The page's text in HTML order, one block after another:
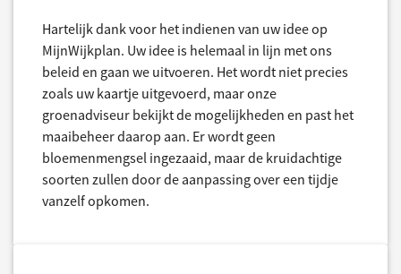
Hartelijk dank voor het indienen van uw idee op
MijnWijkplan. Uw idee is helemaal in lijn met ons
beleid en gaan we uitvoeren. Het wordt niet precies
zoals uw kaartje uitgevoerd, maar onze
groenadviseur bekijkt de mogelijkheden en past het
maaibeheer daarop aan. Er wordt geen
bloemenmengsel ingezaaid, maar de kruidachtige
soorten zullen door de aanpassing over een tijdje
vanzelf opkomen.